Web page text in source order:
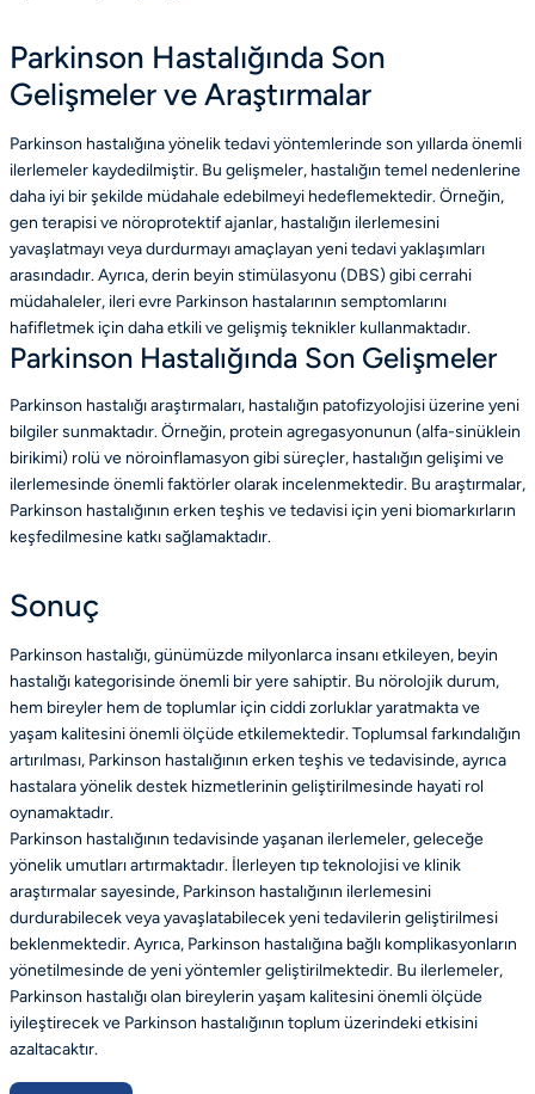
Parkinson Hastalığında Son
Gelişmeler ve Araştırmalar
Parkinson hastalığına yönelik tedavi yöntemlerinde son yıllarda önemli
ilerlemeler kaydedilmiştir. Bu gelişmeler, hastalığın temel nedenlerine
daha iyi bir şekilde müdahale edebilmeyi hedeflemektedir. Örneğin,
gen terapisi ve nöroprotektif ajanlar, hastalığın ilerlemesini
yavaşlatmayı veya durdurmayı amaçlayan yeni tedavi yaklaşımları
arasındadır. Ayrıca, derin beyin stimülasyonu (DBS) gibi cerrahi
müdahaleler, ileri evre Parkinson hastalarının semptomlarını
hafifletmek için daha etkili ve gelişmiş teknikler kullanmaktadır.
Parkinson Hastalığında Son Gelişmeler
Parkinson hastalığı araştırmaları, hastalığın patofizyolojisi üzerine yeni
bilgiler sunmaktadır. Örneğin, protein agregasyonunun (alfa-sinüklein
birikimi) rolü ve nöroinflamasyon gibi süreçler, hastalığın gelişimi ve
ilerlemesinde önemli faktörler olarak incelenmektedir. Bu araştırmalar,
Parkinson hastalığının erken teşhis ve tedavisi için yeni biomarkırların
keşfedilmesine katkı sağlamaktadır.
Sonuç
Parkinson hastalığı, günümüzde milyonlarca insanı etkileyen, beyin
hastalığı kategorisinde önemli bir yere sahiptir. Bu nörolojik durum,
hem bireyler hem de toplumlar için ciddi zorluklar yaratmakta ve
yaşam kalitesini önemli ölçüde etkilemektedir. Toplumsal farkındalığın
artırılması, Parkinson hastalığının erken teşhis ve tedavisinde, ayrıca
hastalara yönelik destek hizmetlerinin geliştirilmesinde hayati rol
oynamaktadır.
Parkinson hastalığının tedavisinde yaşanan ilerlemeler, geleceğe
yönelik umutları artırmaktadır. İlerleyen tıp teknolojisi ve klinik
araştırmalar sayesinde, Parkinson hastalığının ilerlemesini
durdurabilecek veya yavaşlatabilecek yeni tedavilerin geliştirilmesi
beklenmektedir. Ayrıca, Parkinson hastalığına bağlı komplikasyonların
yönetilmesinde de yeni yöntemler geliştirilmektedir. Bu ilerlemeler,
Parkinson hastalığı olan bireylerin yaşam kalitesini önemli ölçüde
iyileştirecek ve Parkinson hastalığının toplum üzerindeki etkisini
azaltacaktır.